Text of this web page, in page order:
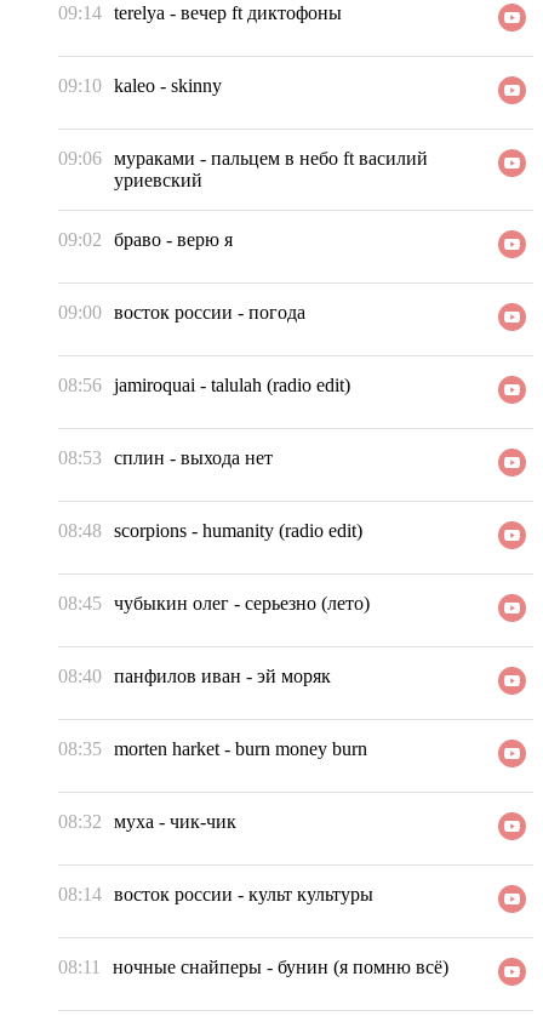
09:14 terelya - вечер ft диктофоны
09:10 kaleo - skinny
09:06 мураками - пальцем в небо ft василий
уриевский
09:02 браво - верю я
09:00 восток россии - погода
08:56 jamiroquai - talulah (radio edit)
08:53 сплин - выхода нет
08:48 scorpions - humanity (radio edit)
08:45 чубыкин олег - серьезно (лето)
08:40 панфилов иван - эй моряк
08:35 morten harket - burn money burn
08:32 муха - чик-чик
08:14 восток россии - культ культуры
08:11 ночные снайперы - бунин (я помню всё)